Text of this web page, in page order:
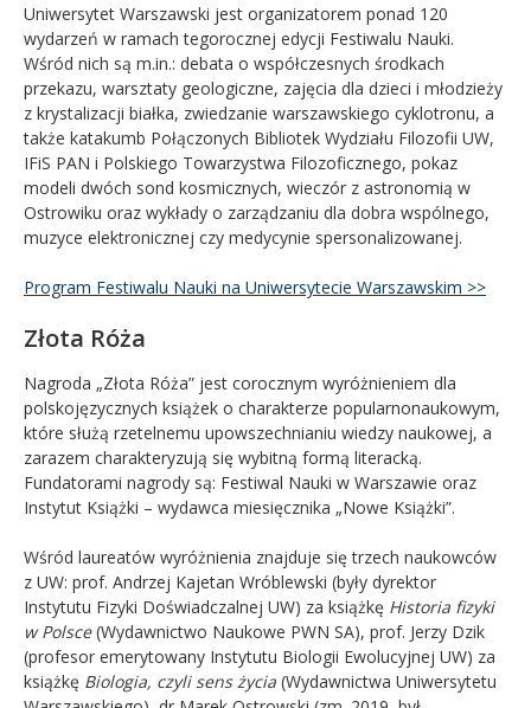
Uniwersytet Warszawski jest organizatorem ponad 120
wydarzeń w ramach tegorocznej edycji Festiwalu Nauki.
Wśród nich są m.in.: debata o współczesnych środkach
przekazu, warsztaty geologiczne, zajęcia dla dzieci i młodzieży
z krystalizacji białka, zwiedzanie warszawskiego cyklotronu, a
także katakumb Połączonych Bibliotek Wydziału Filozofii UW,
IFiS PAN i Polskiego Towarzystwa Filozoficznego, pokaz
modeli dwóch sond kosmicznych, wieczór z astronomią w
Ostrowiku oraz wykłady o zarządzaniu dla dobra wspólnego,
muzyce elektronicznej czy medycynie spersonalizowanej.
Program Festiwalu Nauki na Uniwersytecie Warszawskim >>
Złota Róża
Nagroda „Złota Róża” jest corocznym wyróżnieniem dla
polskojęzycznych książek o charakterze popularnonaukowym,
które służą rzetelnemu upowszechnianiu wiedzy naukowej, a
zarazem charakteryzują się wybitną formą literacką.
Fundatorami nagrody są: Festiwal Nauki w Warszawie oraz
Instytut Książki – wydawca miesięcznika „Nowe Książki”.
Wśród laureatów wyróżnienia znajduje się trzech naukowców
z UW: prof. Andrzej Kajetan Wróblewski (były dyrektor
Instytutu Fizyki Doświadczalnej UW) za książkę Historia fizyki
w Polsce(Wydawnictwo Naukowe PWN SA), prof. Jerzy Dzik
(profesor emerytowany Instytutu Biologii Ewolucyjnej UW) za
książkę Biologia, czyli sens życia (Wydawnictwa Uniwersytetu